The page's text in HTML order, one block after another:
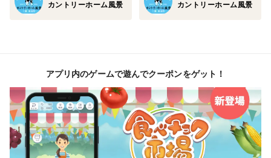
カントリーホーム風景 カントリーホーム風景
アプリ内のゲームで遊んでクーポンをゲット！